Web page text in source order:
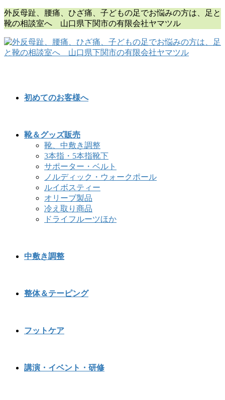
コ
ン
ン
ツ
ナ
ビ
ー
シ
外反母趾、腰痛、ひざ痛、子どもの足でお悩みの方は、足と
靴の相談室へ 山口県下関市の有限会社ヤマツル
初めてのお客様へ
靴＆グッズ販売
靴、中敷き調整
3本指・5本指靴下
サポーター・ベルト
ノルディック・ウォークポール
ルイボスティー
オリーブ製品
冷え取り商品
ドライフルーツほか
中敷き調整
整体＆テーピング
フットケア
講演・イベント・研修